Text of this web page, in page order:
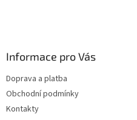
Informace pro Vás
Doprava a platba
Obchodní podmínky
Kontakty